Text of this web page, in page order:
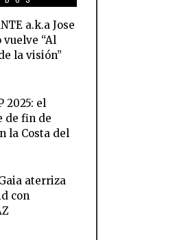
a.k.a Jose
vuelve “Al
la visión”
2025: el
de fin de
la Costa del
aterriza
con